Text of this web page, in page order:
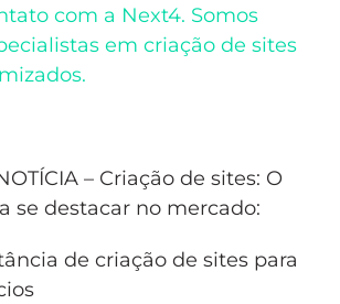
com a Next4. Somos
em criação de sites
– Criação de sites: O
se destacar no mercado:
de criação de sites para